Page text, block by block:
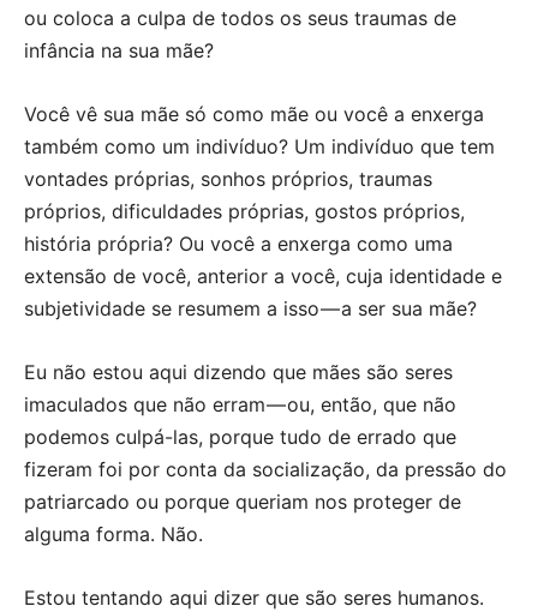
ou coloca a culpa de todos os seus traumas de
infância na sua mãe?
Você vê sua mãe só como mãe ou você a enxerga
também como um indivíduo? Um indivíduo que tem
vontades próprias, sonhos próprios, traumas
próprios, dificuldades próprias, gostos próprios,
história própria? Ou você a enxerga como uma
extensão de você, anterior a você, cuja identidade e
subjetividade se resumem a isso — a ser sua mãe?
Eu não estou aqui dizendo que mães são seres
imaculados que não erram — ou, então, que não
podemos culpá-las, porque tudo de errado que
fizeram foi por conta da socialização, da pressão do
patriarcado ou porque queriam nos proteger de
alguma forma. Não.
Estou tentando aqui dizer que são seres humanos.